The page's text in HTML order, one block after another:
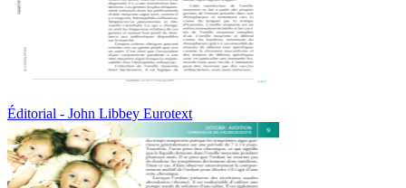
Éditorial - John Libbey Eurotext